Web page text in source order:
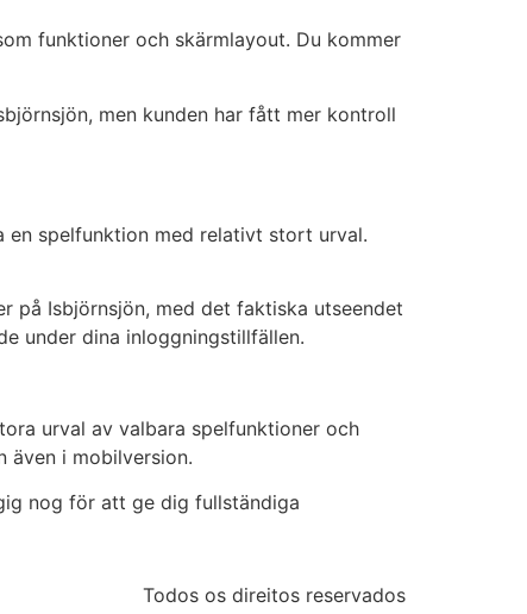
funktioner och skärmlayout. Du kommer
men kunden har fått mer kontroll
spelfunktion med relativt stort urval.
på Isbjörnsjön, med det faktiska utseendet
under dina inloggningstillfällen.
urval av valbara spelfunktioner och
även i mobilversion.
nog för att ge dig fullständiga
Todos os direitos reservados